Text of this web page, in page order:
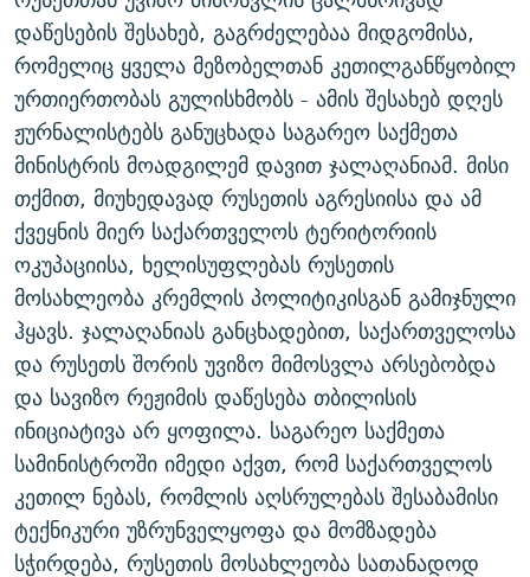
ᲛᲝᲚᲐᲞᲐᲠᲐᲙᲔ ᲢᲔᲥᲡᲢᲔᲑᲘ
ᲨᲘᲜ - ᲣᲪᲮᲝᲔᲗᲨᲘ
ᲚᲘᲢᲔᲠᲐᲢᲣᲠᲣᲚᲘ ᲬᲐᲮᲜᲐᲒᲔᲑᲘ
ᲐᲛᲔᲠᲘᲙᲣᲚᲘ ᲛᲝᲗᲮᲠᲝᲑᲐ
ᲘᲛᲞᲔᲠᲘᲐ ᲓᲐ ᲠᲐᲓᲘᲝ
ᲩᲔᲛᲘ ᲡᲘᲙᲕᲓᲘᲚᲘᲡ ᲛᲘᲖᲔᲖᲘᲐ COVID-19
11 ᲬᲔᲚᲘ - 11 ᲐᲛᲑᲐᲕᲘ
ᲡᲐᲞᲐᲠᲚᲐᲛᲔᲜᲢᲝ ᲐᲠᲩᲔᲕᲜᲔᲑᲘᲡ ᲘᲡᲢᲝᲠᲘᲐ
ᲑᲐᲕᲨᲕᲔᲑᲘ ᲞᲠᲝᲡᲢᲘᲢᲣᲪᲘᲐᲨᲘ - ᲐᲛᲝᲣᲗᲥᲛᲔᲚᲘ ᲐᲛᲑᲐᲕᲘ
5 ᲐᲛᲑᲐᲕᲘ - 20 ᲘᲕᲜᲘᲡᲡ ᲓᲐᲨᲐᲕᲔᲑᲣᲚᲔᲑᲘ
ᲐᲒᲕᲘᲡᲢᲝᲡ ᲝᲛᲘ
ПРИВЕТ ᲙᲣᲚᲢᲣᲠᲐ
ᲒᲐᲛᲝᲘᲬᲔᲠᲔ
რთე/რთ-ის ყველა საიტი
დაწესების შესახებ, გაგრძელებაა მიდგომისა,
რომელიც ყველა მეზობელთან კეთილგანწყობილ
ურთიერთობას გულისხმობს - ამის შესახებ დღეს
ჟურნალისტებს განუცხადა საგარეო საქმეთა
მინისტრის მოადგილემ დავით ჯალაღანიამ. მისი
თქმით, მიუხედავად რუსეთის აგრესიისა და ამ
ქვეყნის მიერ საქართველოს ტერიტორიის
ოკუპაციისა, ხელისუფლებას რუსეთის
მოსახლეობა კრემლის პოლიტიკისგან გამიჯნული
ჰყავს. ჯალაღანიას განცხადებით, საქართველოსა
და რუსეთს შორის უვიზო მიმოსვლა არსებობდა
და სავიზო რეჟიმის დაწესება თბილისის
ინიციატივა არ ყოფილა. საგარეო საქმეთა
სამინისტროში იმედი აქვთ, რომ საქართველოს
კეთილ ნებას, რომლის აღსრულებას შესაბამისი
ტექნიკური უზრუნველყოფა და მომზადება
სჭირდება, რუსეთის მოსახლეობა სათანადოდ